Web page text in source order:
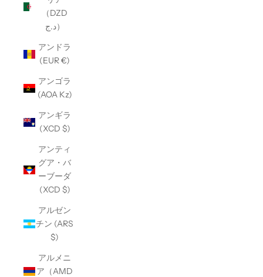
（DZD
د.ج）
アンドラ
(EUR €)
アンゴラ
(AOA Kz)
アンギラ
(XCD $)
アンティ
グア・バ
ーブーダ
(XCD $)
アルゼン
チン (ARS
$)
アルメニ
ア（AMD